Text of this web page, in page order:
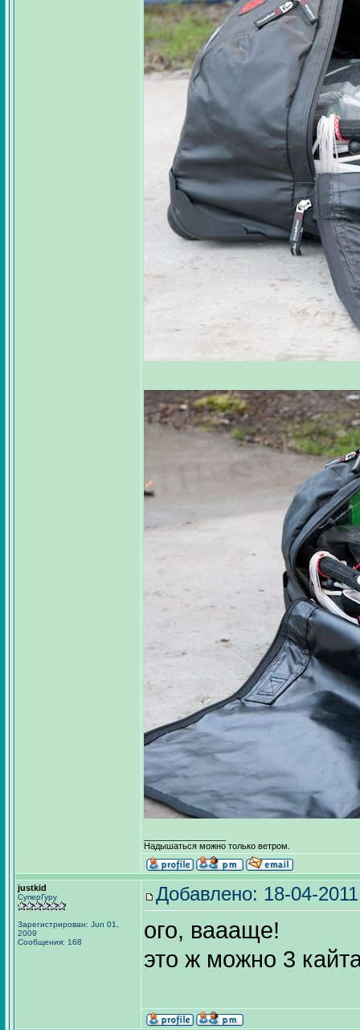
Надышаться можно только ветром.
justkid
СуперГуру
Зарегистрирован: Jun 01,
2009
Сообщения: 168
Добавлено: 18-04-
ого, ваааще!
это ж можно 3